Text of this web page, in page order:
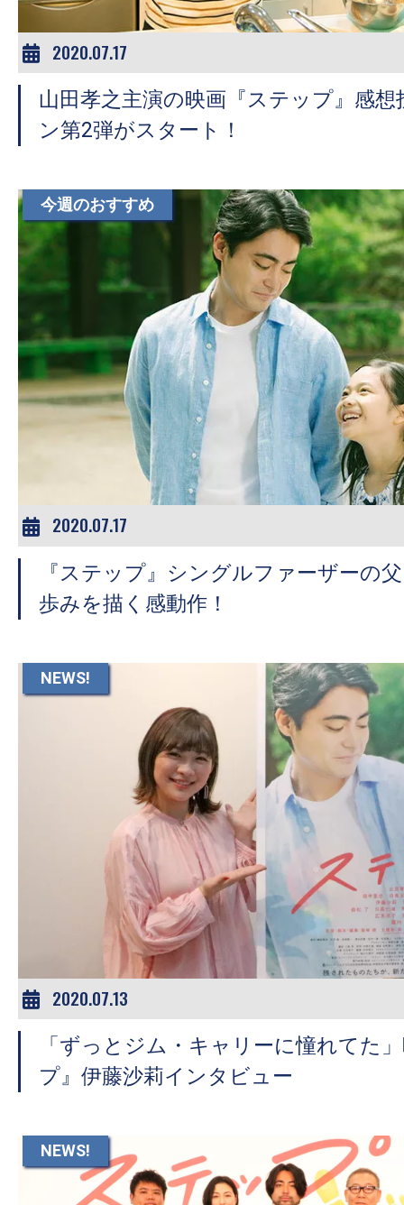
2020.07.17
山田孝之主演の映画『ステップ』感
ン第2弾がスタート！
今週のおすすめ
2020.07.17
『ステップ』シングルファーザーの
歩みを描く感動作！
NEWS!
2020.07.13
「ずっとジム・キャリーに憧れてた
プ』伊藤沙莉インタビュー
NEWS!